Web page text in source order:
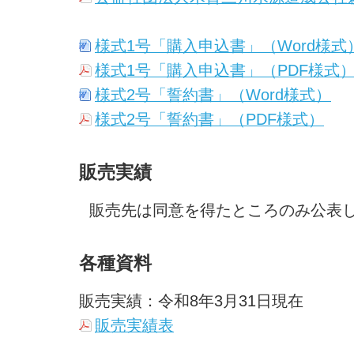
様式1号「購入申込書」（Word様式
様式1号「購入申込書」（PDF様式
様式2号「誓約書」（Word様式）
様式2号「誓約書」（PDF様式）
販売実績
販売先は同意を得たところのみ公表
各種資料
販売実績：令和8年3月31日現在
販売実績表